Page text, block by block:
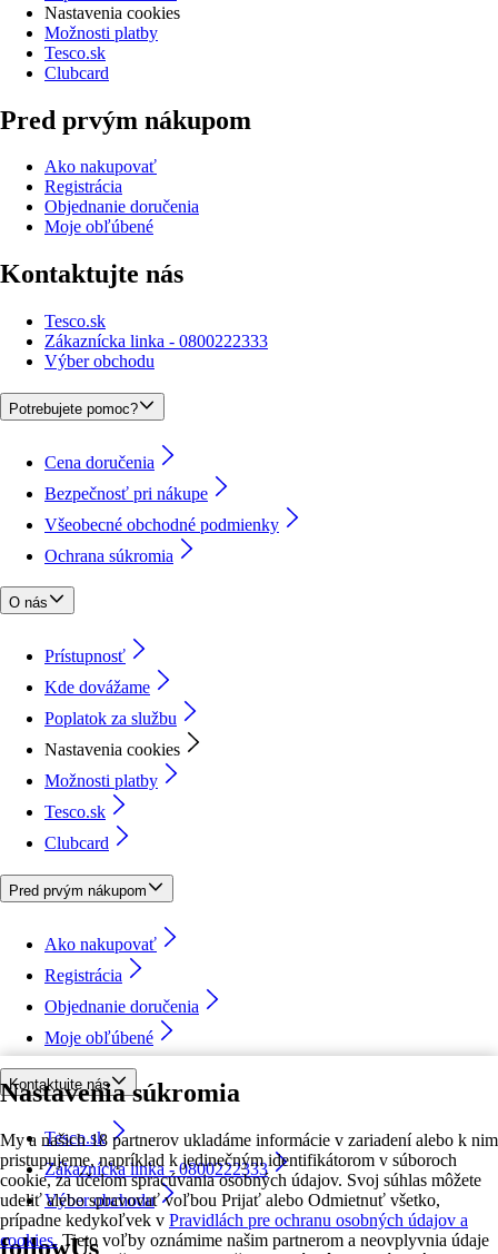
Nastavenia súkromia
My a našich 18 partnerov ukladáme informácie v zariadení alebo k nim
pristupujeme, napríklad k jedinečným identifikátorom v súboroch
cookie, za účelom spracúvania osobných údajov. Svoj súhlas môžete
udeliť alebo spravovať voľbou Prijať alebo Odmietnuť všetko,
prípadne kedykoľvek v Pravidlách pre ochranu osobných údajov a
cookies. Tieto voľby oznámime našim partnerom a neovplyvnia údaje
Nastavenia cookies
Možnosti platby
Tesco.sk
Clubcard
Pred prvým nákupom
Ako nakupovať
Registrácia
Objednanie doručenia
Moje obľúbené
Kontaktujte nás
Tesco.sk
Zákaznícka linka - 0800222333
Výber obchodu
Potrebujete pomoc?
Cena doručenia
Bezpečnosť pri nákupe
Všeobecné obchodné podmienky
Ochrana súkromia
O nás
Prístupnosť
Kde dovážame
Poplatok za službu
Nastavenia cookies
Možnosti platby
Tesco.sk
Clubcard
Pred prvým nákupom
Ako nakupovať
Registrácia
Objednanie doručenia
Moje obľúbené
Kontaktujte nás
Tesco.sk
Zákaznícka linka - 0800222333
Výber obchodu
followUs